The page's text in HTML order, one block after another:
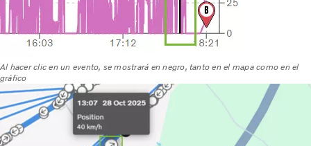
Al hacer clic en un evento, se mostrará en negro, tanto en el mapa como en el
gráfico